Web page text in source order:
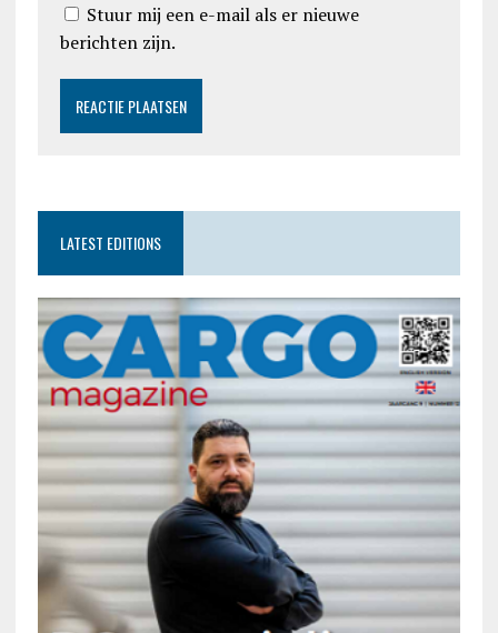
Stuur mij een e-mail als er nieuwe
berichten zijn.
LATEST EDITIONS